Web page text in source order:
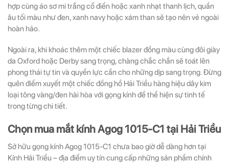
hợp cùng áo sơ mi trắng cổ điển hoặc xanh nhạt thanh lịch, quần
âu tối màu như đen, xanh navy hoặc xám than sẽ tạo nên vẻ ngoài
hoàn hảo.
Ngoài ra, khi khoác thêm một chiếc blazer đồng màu cùng đôi giày
da Oxford hoặc Derby sang trọng, chàng chắc chắn sẽ toát lên
phong thái tự tin và quyền lực cần cho những dịp sang trọng. Đừng
quên điểm xuyết một chiếc đồng hồ Hải Triều hàng hiệu dây kim
loại tông vàng/đen hài hòa với gọng kính để thể hiện sự tinh tế
trong từng chi tiết.
Chọn mua mắt kính Agog 1015-C1 tại Hải Triều
Sở hữu gọng kính Agog 1015-C1 chưa bao giờ dễ dàng hơn tại
Kính Hải Triều – địa điểm uy tín cung cấp những sản phẩm chính